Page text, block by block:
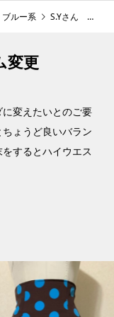
ルー系 S.Yさん アイテム変更
変更
変えたいとのご要
ょうど良いバラン
するとハイウエス